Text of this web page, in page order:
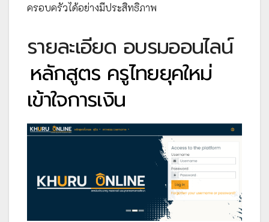
ครอบครัวได้อย่างมีประสิทธิภาพ
รายละเอียด อบรมออนไลน์
หลักสูตร ครูไทยยุคใหม่
เข้าใจการเงิน